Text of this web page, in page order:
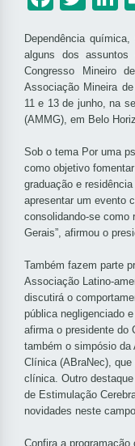
Dependência
alguns dos
Congresso Mineiro
Associação Mineira
11 e 13 de junho, na
(AMMG), em Belo
Sob o tema Por uma
como objetivo
graduação e
apresentar um evento
consolidando-se como
Gerais”, afirmou o
Também fazem parte
Associação Latino-
discutirá o
pública negligenciado
afirma o presidente do
também o simpósio da
Clínica (ABraNec),
clínica. Outro
de Estimulação
novidades neste
Confira a